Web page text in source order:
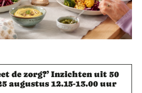
de zorg?’ Inzichten uit 50
augustus 12.15-13.00 uur